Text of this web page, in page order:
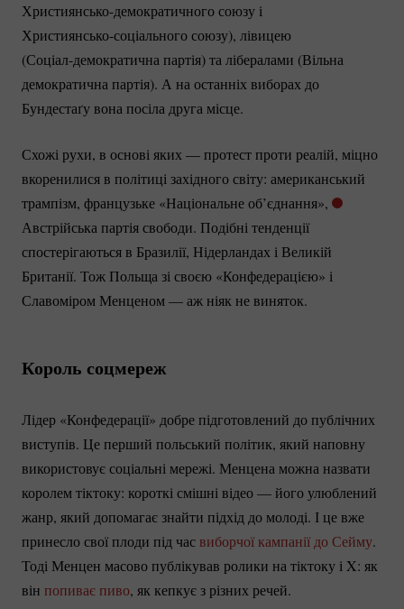
Християнсько-демократичногосоюзу і
Християнсько-соціальногосоюзу), лівицею
(Соціал-демократична партія) та лібералами (Вільна
демократична партія). А на останніх виборах до
Бундестаґу вона посіла друга місце.
Схожі рухи, в основі яких — протест проти реалій, міцно
вкоренилися в політиці західного світу: американський
трампізм, французьке «Національне об’єднання»,
Австрійська партія свободи. Подібні тенденції
спостерігаються в Бразилії, Нідерландах і Великій
Британії. Тож Польща зі своєю «Конфедерацією» і
Славоміром Менценом — аж ніяк не виняток.
Король соцмереж
Лідер «Конфедерації» добре підготовлений до публічних
виступів. Це перший польський політик, який наповну
використовує соціальні мережі. Менцена можна назвати
королем тіктоку: короткі смішні відео — його улюблений
жанр, який допомагає знайти підхід до молоді. І це вже
принесло свої плоди під час виборчої кампанії до Сейму.
Тоді Менцен масово публікував ролики на тіктоку і X: як
він попиває пиво, як кепкує з різних речей.